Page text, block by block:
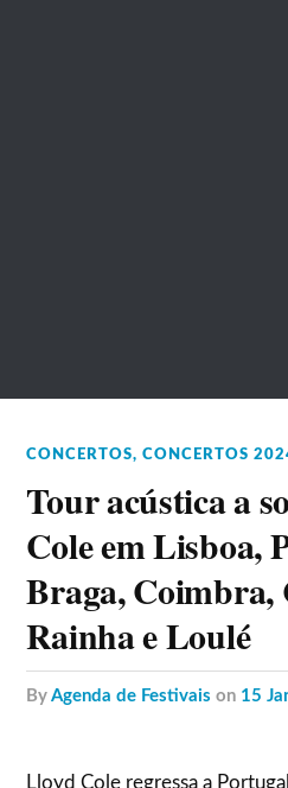
CONCERTOS,CONCERTOS
Tour acústica a
Cole em Lisboa,
Braga, Coimbra,
Rainha e Loulé
byAgenda de Festivais on 15
Lloyd Cole regressa a